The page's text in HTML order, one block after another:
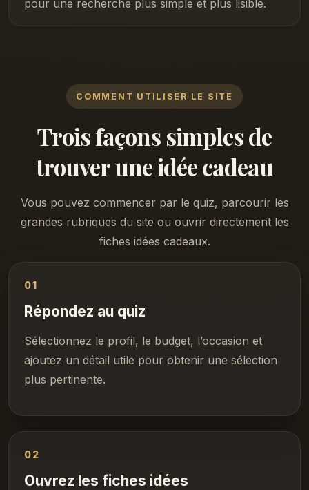
pour une recherche plus simple et plus lisible.
COMMENT UTILISER LE SITE
Trois façons simples de
trouver une idée cadeau
Vous pouvez commencer par le quiz, parcourir les
grandes rubriques du site ou ouvrir directement les
fiches idées cadeaux.
01
Répondez au quiz
Sélectionnez le profil, le budget, l’occasion et
ajoutez un détail utile pour obtenir une sélection
plus pertinente.
02
Ouvrez les fiches idées